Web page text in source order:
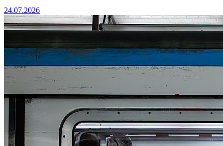
24.07.2026